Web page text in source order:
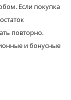
Если покупка
повторно.
и бонусные